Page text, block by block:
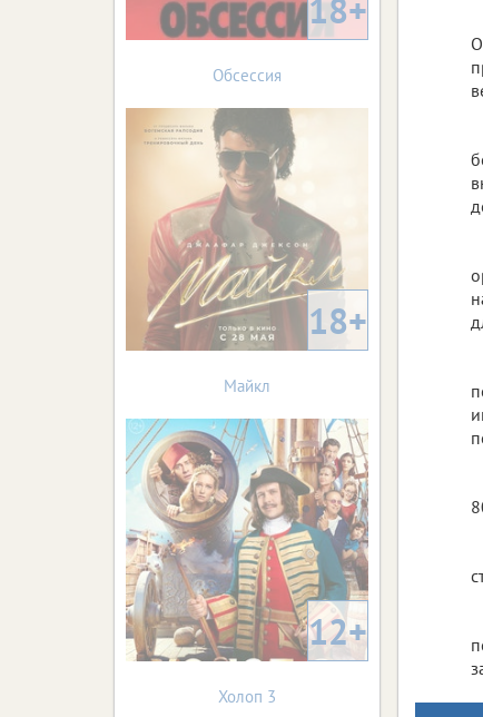
18+
Обсессия
18+
Майкл
12+
Холоп 3